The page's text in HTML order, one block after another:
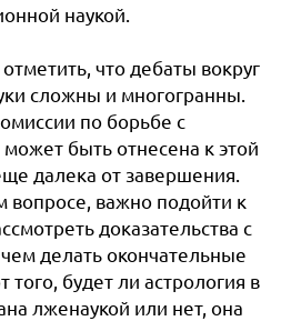
наукой.
что дебаты вокруг
сложны и многогранны.
по борьбе с
быть отнесена к этой
далека от завершения.
важно подойти к
доказательства с
делать окончательные
будет ли астрология в
лженаукой или нет, она